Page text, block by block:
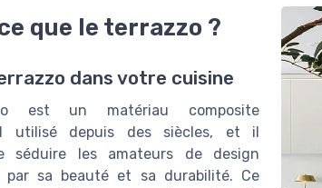
que le terrazzo ?
dans votre cuisine
est un matériau composite
utilisé depuis des siècles, et il
séduire les amateurs de design
par sa beauté et sa durabilité. Ce